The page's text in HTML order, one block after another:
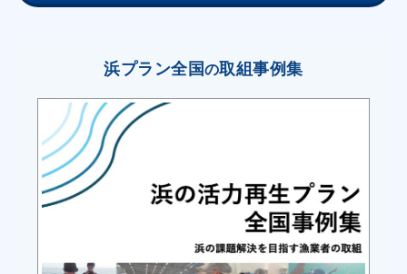
・漁業者は漁協と連携し、引続き地区海域保全協
法人で構成され藻場造成の取組を行っている。）
の水産多面的機能発揮対策
事業活動(第３期２年度)により、磯根漁場の環境
改善のため、海藻の食害生
物であるウニの駆除並びに藻場漁礁の設置を行う
ことで海藻の再生に取り組
浜プラン全国の取組事例集